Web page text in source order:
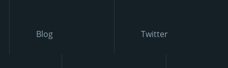
Blog Twitter